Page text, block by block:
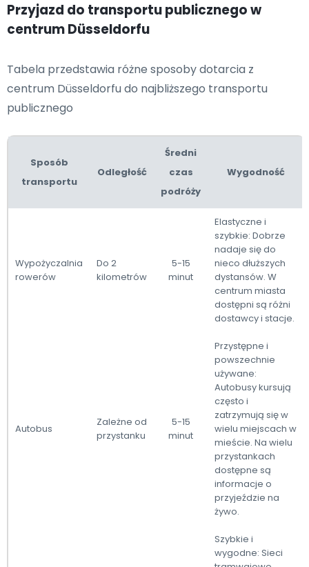
Przyjazd do transportu publicznego w
centrum Düsseldorfu
Tabela przedstawia różne sposoby dotarcia z
centrum Düsseldorfu do najbliższego transportu
publicznego
Sposób
transportu
Odległość
Średni
czas
podróży
Wygodność
Wypożyczalnia
rowerów
Do 2
kilometrów
5-15
minut
Elastyczne i
szybkie: Dobrze
nadaje się do
nieco dłuższych
dystansów. W
centrum miasta
dostępni są różni
dostawcy i stacje.
Autobus
Zależne od
przystanku
5-15
minut
Przystępne i
powszechnie
używane:
Autobusy kursują
często i
zatrzymują się w
wielu miejscach w
mieście. Na wielu
przystankach
dostępne są
informacje o
przyjeździe na
żywo.
Szybkie i
wygodne: Sieci